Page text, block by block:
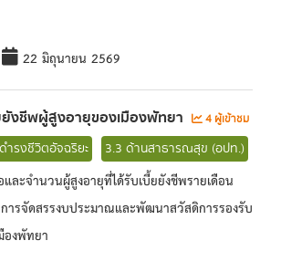
22 มิถุนายน 2569
งชีพผู้สูงอายุของเมืองพัทยา 4 ผู้เข้าชม
ำรงชีวิตอัจฉริยะ 3.3 ด้านสาธารณสุข (อปท.)
ละจำนวนผู้สูงอายุที่ได้รับเบี้ยยังชีพรายเดือน
การจัดสรรงบประมาณและพัฒนาสวัสดิการรองรับ
องพัทยา